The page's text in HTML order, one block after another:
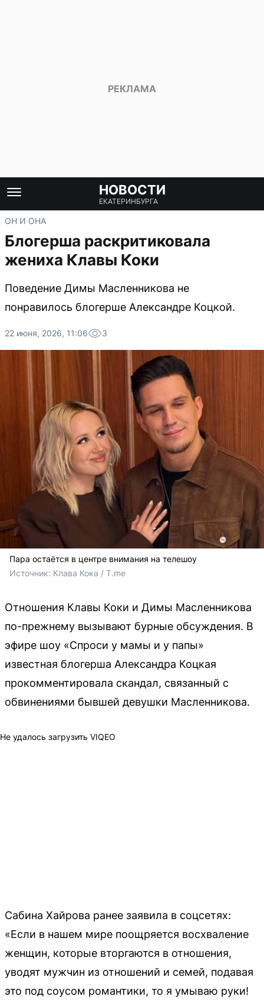
НОВОСТИ
ЕКАТЕРИНБУРГА
ОН И ОНА
Блогерша раскритиковала
жениха Клавы Коки
Поведение Димы Масленникова не
понравилось блогерше Александре Коцкой.
22 июня, 2026, 11:06 3
Пара остаётся в центре внимания на телешоу
Источник: Клава Кока / T.me
Отношения Клавы Коки и Димы Масленникова
по-прежнему вызывают бурные обсуждения. В
эфире шоу «Спроси у мамы и у папы»
известная блогерша Александра Коцкая
прокомментировала скандал, связанный с
обвинениями бывшей девушки Масленникова.
Не удалось загрузить VIQEO
Сабина Хайрова ранее заявила в соцсетях:
«Если в нашем мире поощряется восхваление
женщин, которые вторгаются в отношения,
уводят мужчин из отношений и семей, подавая
это под соусом романтики, то я умываю руки!